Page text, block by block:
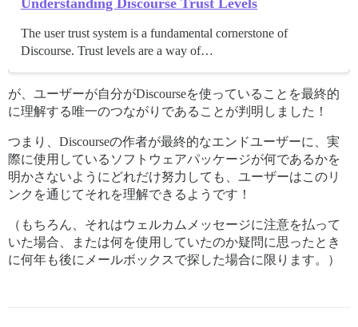
The user trust system is a fundamental cornerstone of
Discourse. Trust levels are a way of…
が、ユーザーが自分がDiscourseを使っていることを最終的
に理解する唯一のつながりであることが判明しました！
つまり、Discourseの作者が最終的なエンドユーザーに、実
際に使用しているソフトウェアパッケージが何であるかを
明かさないようにどれだけ努力しても、ユーザーはこのリ
ンクを通じてそれを理解できるようです！
（もちろん、それはウェルカムメッセージに注意を払って
いた場合、または何を使用していたのか疑問に思ったとき
に何年も後にメールボックスで探した場合に限ります。）